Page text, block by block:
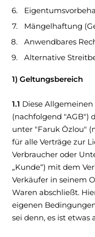
Mängelhaftung
Anwendbares
Alternative
1) Geltungsbereich
1.1 Diese
(nachfolgend "AGB")
unter "Faruk Özlou"
für alle Verträge zur
Verbraucher oder
„Kunde“) mit dem
Verkäufer in seinem
Waren abschließt.
eigenen
sei denn, es ist etwas